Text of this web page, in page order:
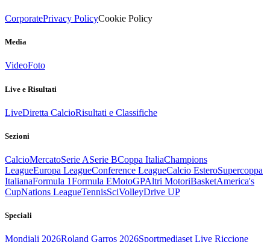
CorporatePrivacy PolicyCookie Policy
Media
VideoFoto
Live e Risultati
LiveDiretta CalcioRisultati e Classifiche
Sezioni
CalcioMercatoSerie ASerie BCoppa ItaliaChampions
LeagueEuropa LeagueConference LeagueCalcio EsteroSupercoppa
ItalianaFormula 1Formula EMotoGPAltri MotoriBasketAmerica's
CupNations LeagueTennisSciVolleyDrive UP
Speciali
Mondiali 2026Roland Garros 2026Sportmediaset Live Riccione